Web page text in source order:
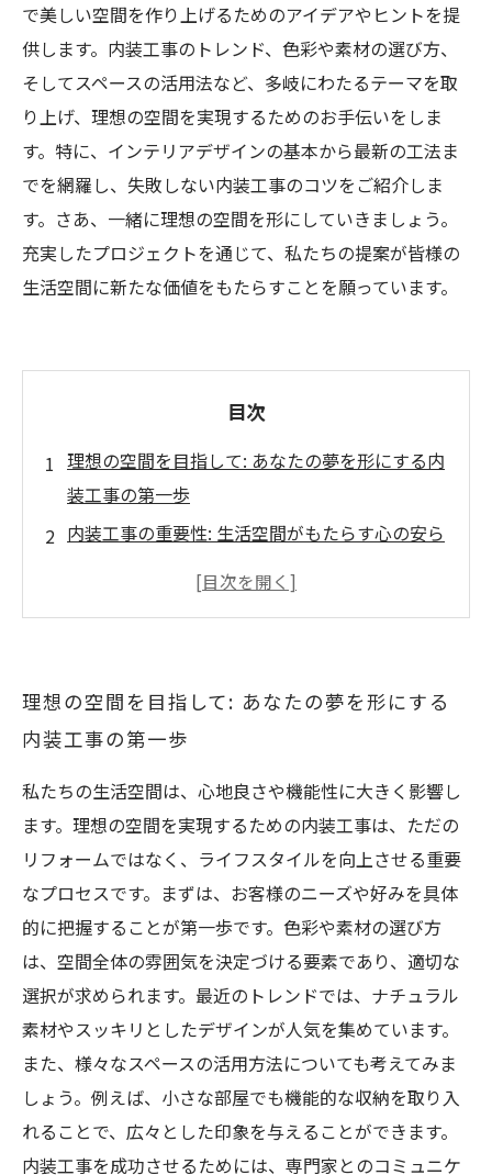
で美しい空間を作り上げるためのアイデアやヒントを提
供します。内装工事のトレンド、色彩や素材の選び方、
そしてスペースの活用法など、多岐にわたるテーマを取
り上げ、理想の空間を実現するためのお手伝いをしま
す。特に、インテリアデザインの基本から最新の工法ま
でを網羅し、失敗しない内装工事のコツをご紹介しま
す。さあ、一緒に理想の空間を形にしていきましょう。
充実したプロジェクトを通じて、私たちの提案が皆様の
生活空間に新たな価値をもたらすことを願っています。
目次
理想の空間を目指して: あなたの夢を形にする内
装工事の第一歩
内装工事の重要性: 生活空間がもたらす心の安ら
ミュニケーション
成功する内装工事の秘訣: 失敗を避けるための重
要ポイント
満足のいく内装工事プロジェクト: ステップバイ
ステップガイド
新たな価値を生む理想の空間: あなたの生活に役
立つ内装工事の実践例
理想の空間を目指して: あなたの夢を形にする
内装工事の第一歩
私たちの生活空間は、心地良さや機能性に大きく影響し
ます。理想の空間を実現するための内装工事は、ただの
リフォームではなく、ライフスタイルを向上させる重要
なプロセスです。まずは、お客様のニーズや好みを具体
的に把握することが第一歩です。色彩や素材の選び方
は、空間全体の雰囲気を決定づける要素であり、適切な
選択が求められます。最近のトレンドでは、ナチュラル
素材やスッキリとしたデザインが人気を集めています。
また、様々なスペースの活用方法についても考えてみま
しょう。例えば、小さな部屋でも機能的な収納を取り入
れることで、広々とした印象を与えることができます。
内装工事を成功させるためには、専門家とのコミュニケ